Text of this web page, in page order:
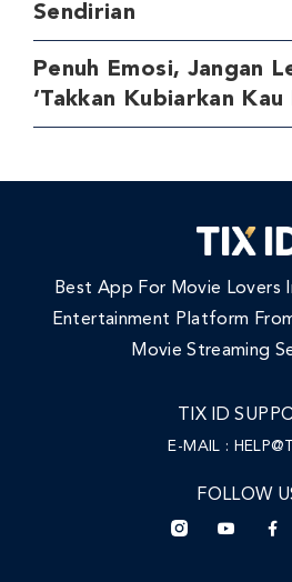
Sendirian
Penuh Emosi, Jangan
‘Takkan Kubiarkan Kau
Best App For Movie Lovers
Entertainment Platform
Movie Streaming
TIX ID
E-MAIL :
FOLLOW